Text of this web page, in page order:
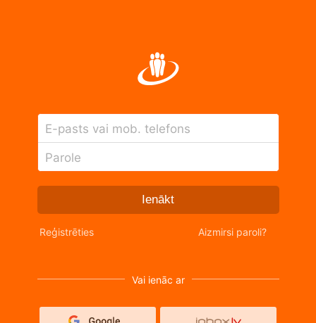
E-pasts vai mob. telefons
Parole
Ienākt
Reģistrēties Aizmirsi paroli?
Vai ienāc ar